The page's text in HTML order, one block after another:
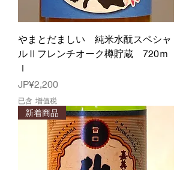
やまとだましい 純米水酛スペシャ
ルⅡフレンチオーク樽貯蔵 720ｍ
ｌ
價格
JP¥2,200
已含 增值税
新着商品